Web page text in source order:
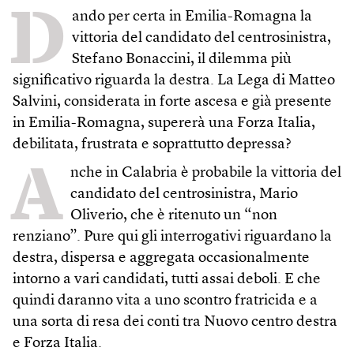
D
ando per certa in Emilia-Romagna la
vittoria del candidato del centrosinistra,
Stefano Bonaccini, il dilemma più
significativo riguarda la destra. La Lega di Matteo
Salvini, considerata in forte ascesa e già presente
in Emilia-Romagna, supererà una Forza Italia,
debilitata, frustrata e soprattutto depressa?
A nche in Calabria è probabile la vittoria del
candidato del centrosinistra, Mario
Oliverio, che è ritenuto un “non
renziano”. Pure qui gli interrogativi riguardano la
destra, dispersa e aggregata occasionalmente
intorno a vari candidati, tutti assai deboli. E che
quindi daranno vita a uno scontro fratricida e a
una sorta di resa dei conti tra Nuovo centro destra
e Forza Italia.